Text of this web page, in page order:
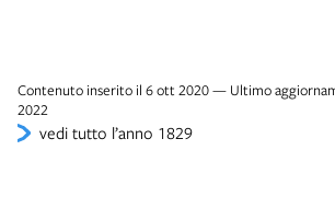
Contenuto inserito il 6 ott 2020 — Ultimo
2022
vedi tutto l’anno 1829